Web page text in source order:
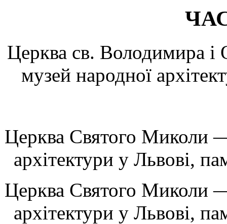
Церква св. Володимира
музей народної
Церква Святого Миколи —
архітектури у Львові,
Церква Святого Миколи —
архітектури у Львові,